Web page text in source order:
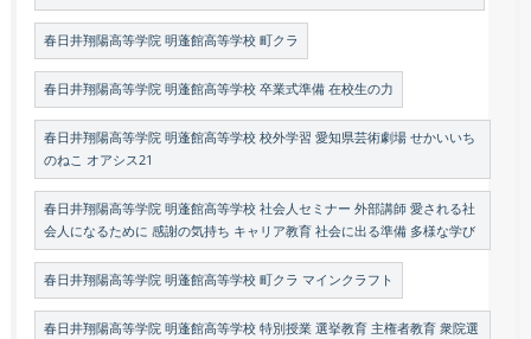
春日井翔陽高等学院 明蓬館高等学校 町クラ
春日井翔陽高等学院 明蓬館高等学校 卒業式準備 在校生の力
春日井翔陽高等学院 明蓬館高等学校 校外学習 愛知県芸術劇場 せかいいち
のねこ オアシス21
春日井翔陽高等学院 明蓬館高等学校 社会人セミナー 外部講師 愛される社
会人になるために 感謝の気持ち キャリア教育 社会に出る準備 多様な学び
春日井翔陽高等学院 明蓬館高等学校 町クラ マインクラフト
春日井翔陽高等学院 明蓬館高等学校 特別授業 選挙教育 主権者教育 衆院選